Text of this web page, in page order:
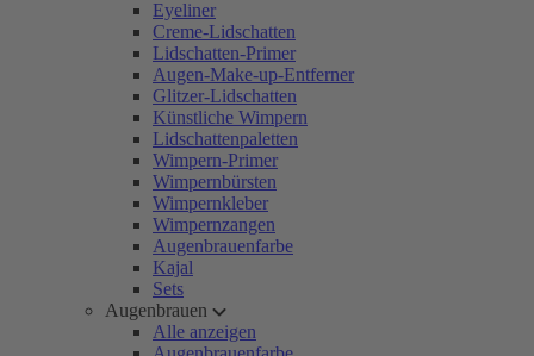
Eyeliner
Creme-Lidschatten
Lidschatten-Primer
Augen-Make-up-Entferner
Glitzer-Lidschatten
Künstliche Wimpern
Lidschattenpaletten
Wimpern-Primer
Wimpernbürsten
Wimpernkleber
Wimpernzangen
Augenbrauenfarbe
Kajal
Sets
Augenbrauen
Alle anzeigen